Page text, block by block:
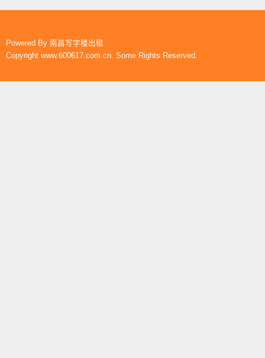
Powered By 南昌写字楼出租
Copyright www.600617.com.cn. Some Rights Reserved.